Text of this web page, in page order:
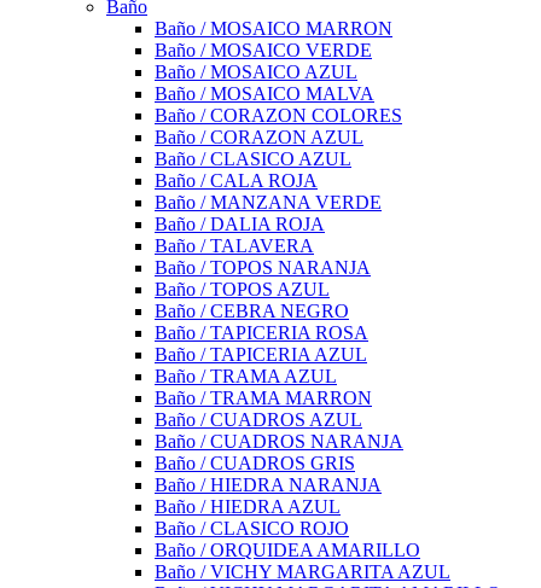
Baño
Baño / MOSAICO MARRON
Baño / MOSAICO VERDE
Baño / MOSAICO AZUL
Baño / MOSAICO MALVA
Baño / CORAZON COLORES
Baño / CORAZON AZUL
Baño / CLASICO AZUL
Baño / CALA ROJA
Baño / MANZANA VERDE
Baño / DALIA ROJA
Baño / TALAVERA
Baño / TOPOS NARANJA
Baño / TOPOS AZUL
Baño / CEBRA NEGRO
Baño / TAPICERIA ROSA
Baño / TAPICERIA AZUL
Baño / TRAMA AZUL
Baño / TRAMA MARRON
Baño / CUADROS AZUL
Baño / CUADROS NARANJA
Baño / CUADROS GRIS
Baño / HIEDRA NARANJA
Baño / HIEDRA AZUL
Baño / CLASICO ROJO
Baño / ORQUIDEA AMARILLO
Baño / VICHY MARGARITA AZUL